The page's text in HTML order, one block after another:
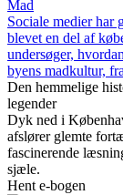
Mad
Sociale medier har
blevet en del af
undersøger,
byens madkultur,
Den hemmelige
legender
Dyk ned i
afslører glemte
fascinerende
sjæle.
Hent e-bogen